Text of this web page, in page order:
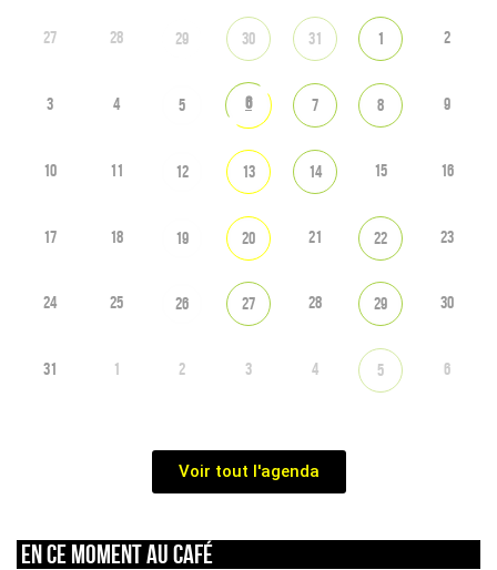
27 28 29 30 31 1 2
3 4 5 6 7 8 9
10 11 12 13 14 15 16
17 18 19 20 21 22 23
24 25 26 27 28 29 30
31 1 2 3 4 5 6
Voir tout l'agenda
En ce moment au café